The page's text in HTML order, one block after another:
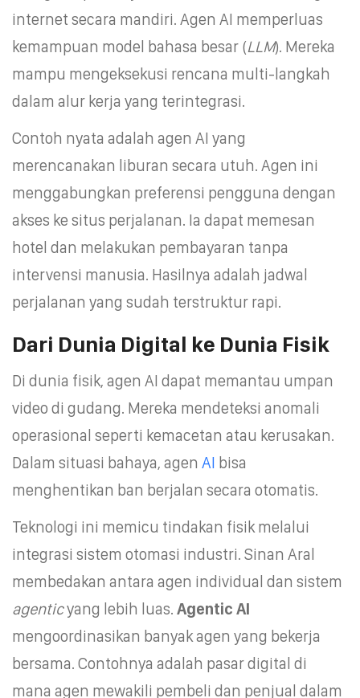
internet secara mandiri. Agen AI memperluas
kemampuan model bahasa besar (LLM). Mereka
mampu mengeksekusi rencana multi-langkah
dalam alur kerja yang terintegrasi.
Contoh nyata adalah agen AI yang
merencanakan liburan secara utuh. Agen ini
menggabungkan preferensi pengguna dengan
akses ke situs perjalanan. Ia dapat memesan
hotel dan melakukan pembayaran tanpa
intervensi manusia. Hasilnya adalah jadwal
perjalanan yang sudah terstruktur rapi.
Dari Dunia Digital ke Dunia Fisik
Di dunia fisik, agen AI dapat memantau umpan
video di gudang. Mereka mendeteksi anomali
operasional seperti kemacetan atau kerusakan.
Dalam situasi bahaya, agen AI bisa
menghentikan ban berjalan secara otomatis.
Teknologi ini memicu tindakan fisik melalui
integrasi sistem otomasi industri. Sinan Aral
membedakan antara agen individual dan sistem
agenticyang lebih luas. Agentic AI
mengoordinasikan banyak agen yang bekerja
bersama. Contohnya adalah pasar digital di
mana agen mewakili pembeli dan penjual dalam